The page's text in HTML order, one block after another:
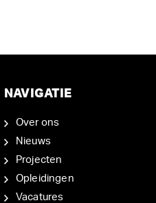
NAVIGATIE
Over ons
Nieuws
Projecten
Opleidingen
Vacatures